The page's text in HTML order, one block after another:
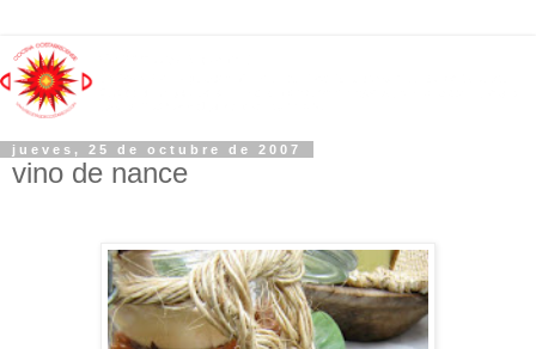
jueves, 25 de octubre de 2007
vino de nance